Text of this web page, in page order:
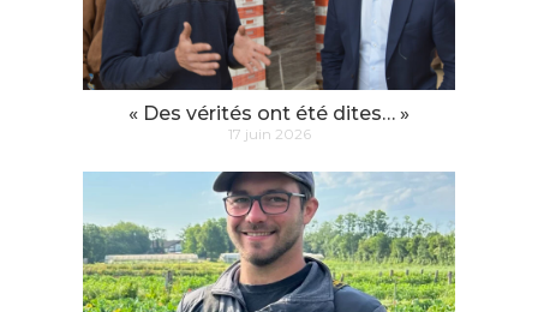
« Des vérités ont été dites… »
17 juin 2026